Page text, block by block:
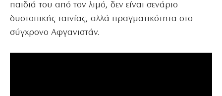
παιδιά του από τον λιμό, δεν είναι σενάριο
δυστοπικής ταινίας, αλλά πραγματικότητα στο
σύγχρονο Αφγανιστάν.